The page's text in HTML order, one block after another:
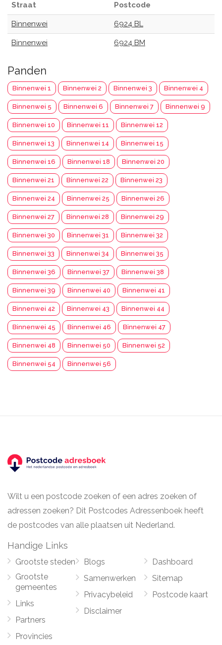
Straat Postcode
Binnenwei 6924 BL
Binnenwei 6924 BM
Panden
Binnenwei 1 Binnenwei 2 Binnenwei 3 Binnenwei 4
Binnenwei 5 Binnenwei 6 Binnenwei 7 Binnenwei 9
Binnenwei 10 Binnenwei 11 Binnenwei 12
Binnenwei 13 Binnenwei 14 Binnenwei 15
Binnenwei 16 Binnenwei 18 Binnenwei 20
Binnenwei 21 Binnenwei 22 Binnenwei 23
Binnenwei 24 Binnenwei 25 Binnenwei 26
Binnenwei 27 Binnenwei 28 Binnenwei 29
Binnenwei 30 Binnenwei 31 Binnenwei 32
Binnenwei 33 Binnenwei 34 Binnenwei 35
Binnenwei 36 Binnenwei 37 Binnenwei 38
Binnenwei 39 Binnenwei 40 Binnenwei 41
Binnenwei 42 Binnenwei 43 Binnenwei 44
Binnenwei 45 Binnenwei 46 Binnenwei 47
Binnenwei 48 Binnenwei 50 Binnenwei 52
Binnenwei 54 Binnenwei 56
Wilt u een postcode zoeken of een adres zoeken of
adressen zoeken? Dit Postcodes Adressenboek heeft
de postcodes van alle plaatsen uit Nederland.
Handige Links
Grootste steden
Grootste
gemeentes
Links
Partners
Provincies
Blogs
Samenwerken
Privacybeleid
Disclaimer
Dashboard
Sitemap
Postcode kaart